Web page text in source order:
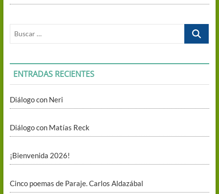
Buscar
ENTRADAS RECIENTES
Diálogo con Neri
Diálogo con Matías Reck
¡Bienvenida 2026!
Cinco poemas de Paraje. Carlos Aldazábal